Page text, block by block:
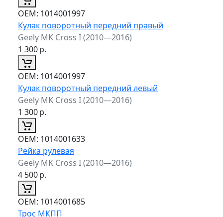
ОЕМ: 1014001997
Кулак поворотный передний правый
Geely MK Cross I (2010—2016)
1 300р.
ОЕМ: 1014001997
Кулак поворотный передний левый
Geely MK Cross I (2010—2016)
1 300р.
ОЕМ: 1014001633
Рейка рулевая
Geely MK Cross I (2010—2016)
4 500р.
ОЕМ: 1014001685
Трос МКПП